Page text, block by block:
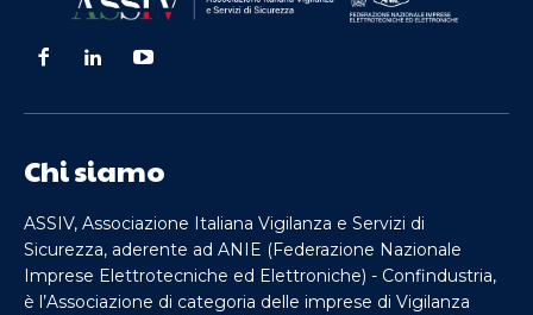
Chi siamo
ASSIV, Associazione Italiana Vigilanza e Servizi di
Sicurezza, aderente ad ANIE (Federazione Nazionale
Imprese Elettrotecniche ed Elettroniche) - Confindustria,
è l’Associazione di categoria delle imprese di Vigilanza